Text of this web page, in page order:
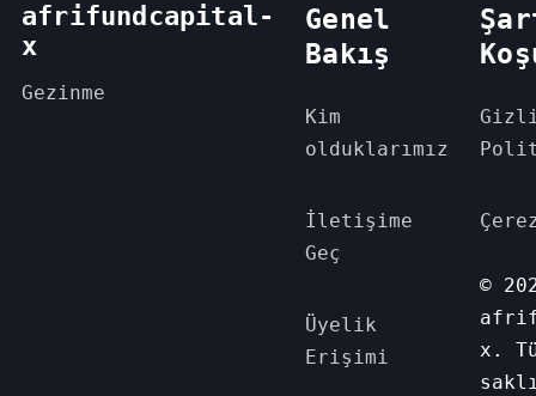
afrifundcapital-
x
Gezinme
Genel
Bakış
Kim
olduklarımız
İletişime
Geç
Üyelik
Erişimi
©
x.